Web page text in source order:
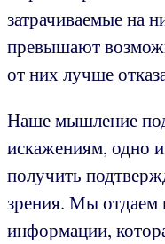
затрачиваемые на
превышают
от них лучше
Наше мышление
искажениям, одно
получить
зрения. Мы отдаем
информации,